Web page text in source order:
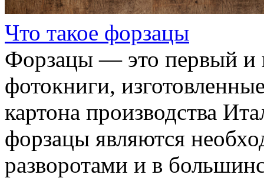
Что такое форзацы
Форзацы — это первый и
фотокниги,
картона производства
форзацы являются
разворотами и в